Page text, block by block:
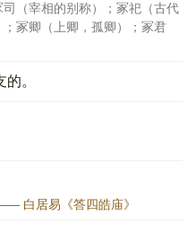
（宰相的别称）；冢祀（古代
冢卿（上卿，孤卿）；冢君
。
白居易《答四皓庙》